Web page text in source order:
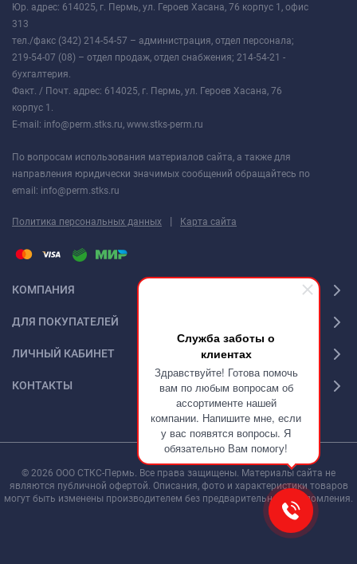
Служба заботы о
клиентах
Здравствуйте! Готова помочь
вам по любым вопросам об
ассортименте нашей
компании. Напишите мне, если
у вас появятся вопросы. Я
обязательно Вам помогу!
Юр. адрес: 614025, г. Пермь, ул. Героев Хасана, 76 корпус 1, офис
313
тел./факс (342) 214-54-57 – администрация, отдел персонала;
219-54-07 (08) – отдел продаж, отдел снабжения; 214-54-21 -
бухгалтерия.
Факт. / Почт. адрес: 614025, г. Пермь, ул. Героев Хасана, 76
корпус 1.
E-mail: info@perm.stks.ru, www.stks-perm.ru
По вопросам использования материалов сайта, а также для
направления юридически значимых сообщений обращайтесь по
email: info@perm.stks.ru
Политика персональных данных | Карта сайта
КОМПАНИЯ
ДЛЯ ПОКУПАТЕЛЕЙ
ЛИЧНЫЙ КАБИНЕТ
КОНТАКТЫ
© 2026 ООО СТКС-Пермь. Все права защищены. Материалы сайта не
являются публичной офертой. Описания, фото и характеристики товаров
могут быть изменены производителем без предварительного уведомления.